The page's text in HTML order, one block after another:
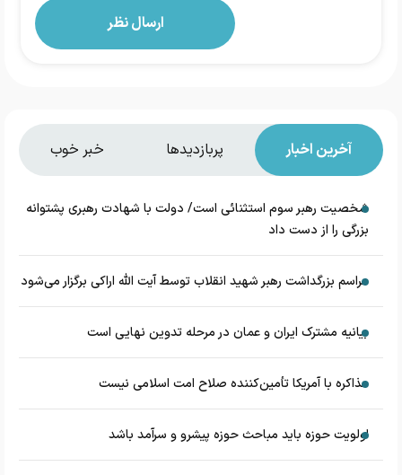
آخرین اخبار پربازدیدها خبر خوب
شخصیت رهبر سوم استثنائی است/ دولت با شهادت رهبری پشتوانه
بزرگی را از دست داد
مراسم بزرگداشت رهبر شهید انقلاب توسط آیت الله اراکی برگزار می‌شود
بیانیه مشترک ایران و عمان در مرحله تدوین نهایی است
مذاکره با آمریکا تأمین‌کننده صلاح امت اسلامی نیست
اولویت حوزه باید مباحث حوزه پیشرو و سرآمد باشد